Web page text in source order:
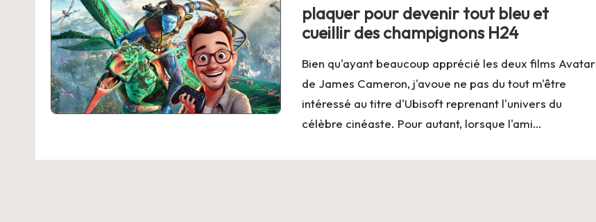
plaquer pour devenir tout bleu et
cueillir des champignons H24
Bien qu'ayant beaucoup apprécié les deux films Avatar
de James Cameron, j'avoue ne pas du tout m'être
intéressé au titre d'Ubisoft reprenant l'univers du
célèbre cinéaste. Pour autant, lorsque l'ami…